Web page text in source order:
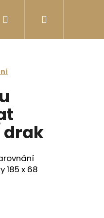
Yoga sport Termoska
Přihlášení
drak
185 x 68